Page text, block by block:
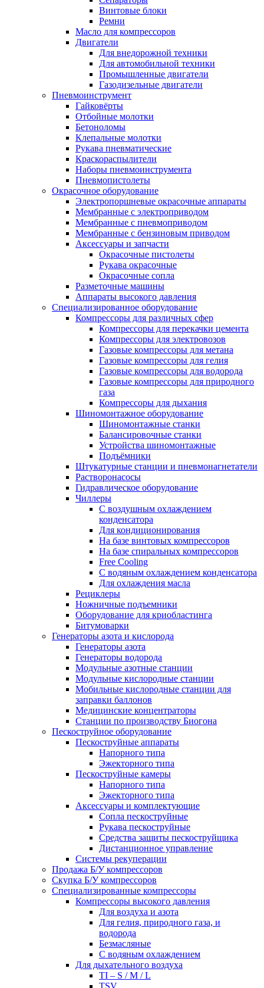
Винтовые блоки
Ремни
Масло для компрессоров
Двигатели
Для внедорожной техники
Для автомобильной техники
Промышленные двигатели
Газодизельные двигатели
Пневмоинструмент
Гайковёрты
Отбойные молотки
Бетоноломы
Клепальные молотки
Рукава пневматические
Краскораспылители
Наборы пневмоинструмента
Пневмопистолеты
Окрасочное оборудование
Электропоршневые окрасочные аппараты
Мембранные с электроприводом
Мембранные с пневмоприводом
Мембранные с бензиновым приводом
Аксессуары и запчасти
Окрасочные пистолеты
Рукава окрасочные
Окрасочные сопла
Разметочные машины
Аппараты высокого давления
Специализированное оборудование
Компрессоры для различных сфер
Компрессоры для перекачки цемента
Компрессоры для электровозов
Газовые компрессоры для метана
Газовые компрессоры для гелия
Газовые компрессоры для водорода
Газовые компрессоры для природного
газа
Компрессоры для дыхания
Шиномонтажное оборудование
Шиномонтажные станки
Балансировочные станки
Устройства шиномонтажные
Подъёмники
Штукатурные станции и пневмонагнетатели
Растворонасосы
Гидравлическое оборудование
Чиллеры
С воздушным охлаждением
конденсатора
Для кондиционирования
На базе винтовых компрессоров
На базе спиральных компрессоров
Free Cooling
С водяным охлаждением конденсатора
Для охлаждения масла
Рециклеры
Ножничные подъемники
Оборудование для криобластинга
Битумоварки
Генераторы азота и кислорода
Генераторы азота
Генераторы водорода
Модульные азотные станции
Модульные кислородные станции
Мобильные кислородные станции для
заправки баллонов
Медицинские концентраторы
Станции по производству Биогона
Пескоструйное оборудование
Пескоструйные аппараты
Напорного типа
Эжекторного типа
Пескоструйные камеры
Напорного типа
Эжекторного типа
Аксессуары и комплектующие
Сопла пескоструйные
Рукава пескоструйные
Средства защиты пескоструйщика
Дистанционное управление
Системы рекуперации
Продажа Б/У компрессоров
Скупка Б/У компрессоров
Специализированные компрессоры
Компрессоры высокого давления
Для воздуха и азота
Для гелия, природного газа, и
водорода
Безмасляные
С водяным охлаждением
Для дыхательного воздуха
TI – S / M / L
TSV